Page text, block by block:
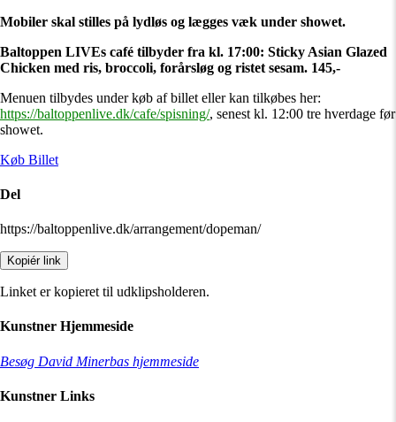
Mobiler skal stilles på lydløs og lægges væk under showet.
Baltoppen LIVEs café tilbyder fra kl. 17:00: Sticky Asian Glazed
Chicken med ris, broccoli, forårsløg og ristet sesam. 145,-
Menuen tilbydes under køb af billet eller kan tilkøbes her:
https://baltoppenlive.dk/cafe/spisning/, senest kl. 12:00 tre hverdage før
showet.
Køb Billet
Del
https://baltoppenlive.dk/arrangement/dopeman/
Kopiér link
Linket er kopieret til udklipsholderen.
Kunstner Hjemmeside
Besøg David Minerbas hjemmeside
Kunstner Links